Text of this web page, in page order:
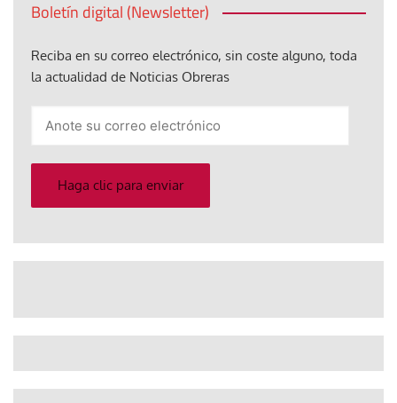
Boletín digital (Newsletter)
Reciba en su correo electrónico, sin coste alguno, toda
la actualidad de Noticias Obreras
electrónico
Haga clic para enviar